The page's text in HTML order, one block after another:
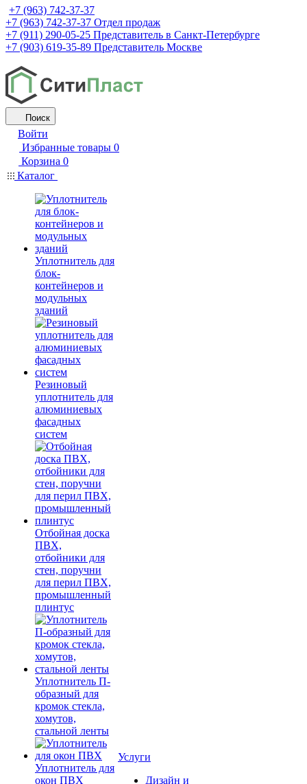
+7 (963) 742-37-37
+7 (963) 742-37-37 Отдел продаж
+7 (911) 290-05-25 Представитель в Санкт-Петербурге
+7 (903) 619-35-89 Представитель Москве
Поиск
Войти
Избранные товары 0
Корзина 0
Каталог
Уплотнитель для
блок-
контейнеров и
модульных
зданий
Резиновый
уплотнитель для
алюминиевых
фасадных
систем
Отбойная доска
ПВХ,
отбойники для
стен, поручни
для перил ПВХ,
промышленный
плинтус
Уплотнитель П-
образный для
кромок стекла,
хомутов,
стальной ленты
Уплотнитель для
окон ПВХ
Услуги
Дизайн и